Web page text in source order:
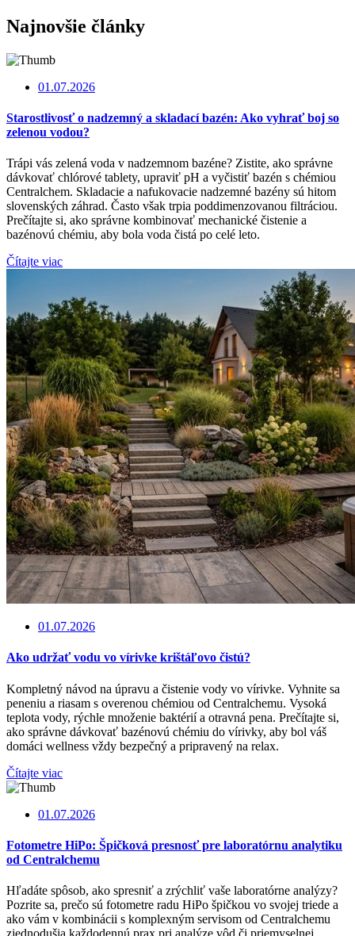
Najnovšie články
01.07.2026
Starostlivosť o nadzemný a skladací bazén: Ako vyhrať boj so
zelenou vodou?
Trápi vás zelená voda v nadzemnom bazéne? Zistite, ako správne
dávkovať chlórové tablety, upraviť pH a vyčistiť bazén s chémiou
Centralchem. Skladacie a nafukovacie nadzemné bazény sú hitom
slovenských záhrad. Často však trpia poddimenzovanou filtráciou.
Prečítajte si, ako správne kombinovať mechanické čistenie a
bazénovú chémiu, aby bola voda čistá po celé leto.
Čítajte viac
01.07.2026
Ako udržať vodu vo vírivke krištáľovo čistú?
Kompletný návod na úpravu a čistenie vody vo vírivke. Vyhnite sa
peneniu a riasam s overenou chémiou od Centralchemu. Vysoká
teplota vody, rýchle množenie baktérií a otravná pena. Prečítajte si,
ako správne dávkovať bazénovú chémiu do vírivky, aby bol váš
domáci wellness vždy bezpečný a pripravený na relax.
Čítajte viac
01.07.2026
Fotometre HiPo: Špičková presnosť pre laboratórnu analytiku
od Centralchemu
Hľadáte spôsob, ako spresniť a zrýchliť vaše laboratórne analýzy?
Pozrite sa, prečo sú fotometre radu HiPo špičkou vo svojej triede a
ako vám v kombinácii s komplexným servisom od Centralchemu